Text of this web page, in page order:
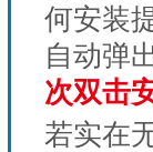
何安装
自动弹
次双击
若实在